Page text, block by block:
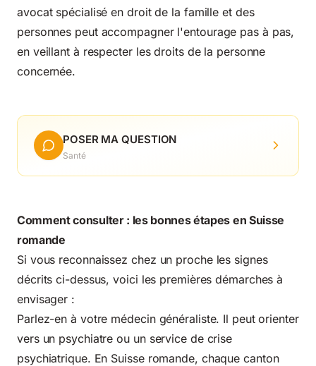
avocat spécialisé en droit de la famille et des
personnes peut accompagner l'entourage pas à pas,
en veillant à respecter les droits de la personne
concernée.
POSER MA QUESTION
Santé
Comment consulter : les bonnes étapes en Suisse
romande
Si vous reconnaissez chez un proche les signes
décrits ci-dessus, voici les premières démarches à
envisager :
Parlez-en à votre médecin généraliste. Il peut orienter
vers un psychiatre ou un service de crise
psychiatrique. En Suisse romande, chaque canton